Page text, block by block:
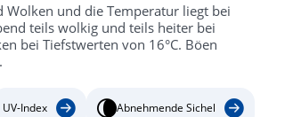
und die Temperatur liegt bei
teils wolkig und teils heiter bei
bei Tiefstwerten von 16°C. Böen
UV-Index Abnehmende Sichel